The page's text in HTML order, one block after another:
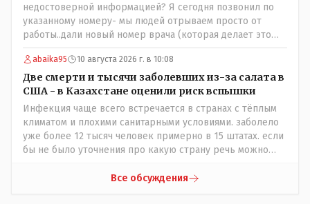
недостоверной информацией? Я сегодня позвонил по
указанному номеру- мы людей отрываем просто от
работы..дали новый номер врача (которая делает это
обследование и она также не записывает. Записывают к
ней на прием только участковая медсестра, к которой и
необходимо обратиться! Короче гемор еще тот в
ограниченное время..
abaika95 10 августа 2026 г. в 10:08
Две смерти и тысячи заболевших из-за салата в
США - в Казахстане оценили риск вспышки
Инфекция чаще всего встречается в странах с тёплым
климатом и плохими санитарными условиями. заболело
уже более 12 тысяч человек примерно в 15 штатах. если
бы не было уточнения про какую страну речь можно
Все обсуждения